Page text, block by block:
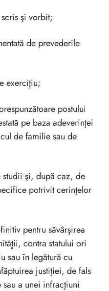
şi vorbit;
de prevederile
exerciţiu;
postului
pe baza adeverinţei
de familie sau de
şi, după caz, de
potrivit cerinţelor
pentru săvârşirea
contra statului ori
sau în legătură cu
justiţiei, de fals
a unei infracţiuni